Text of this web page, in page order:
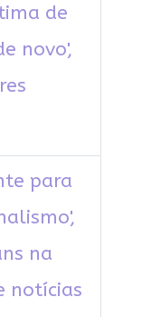
de
novo',
para
na
notícias